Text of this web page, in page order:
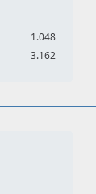
1.048
3.162